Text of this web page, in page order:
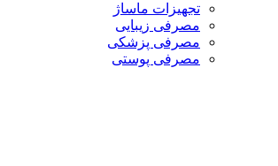
تجهیزات ماساژ
مصرفی زیبایی
مصرفی پزشکی
مصرفی پوستی